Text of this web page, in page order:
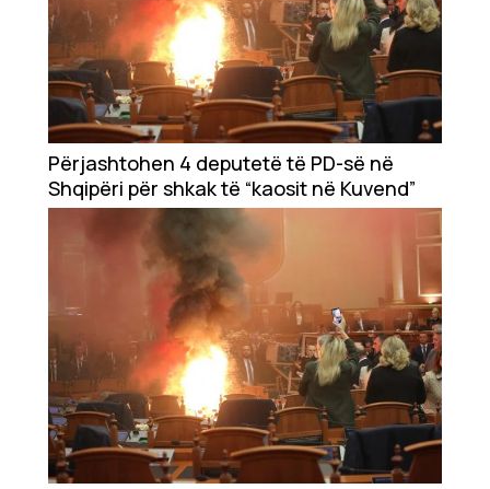
Përjashtohen 4 deputetë të PD-së në
Shqipëri për shkak të “kaosit në Kuvend”